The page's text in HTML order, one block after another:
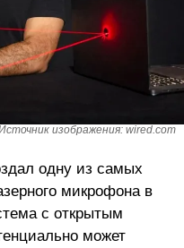
изображения: wired.com
одну из самых
микрофона в
с открытым
может